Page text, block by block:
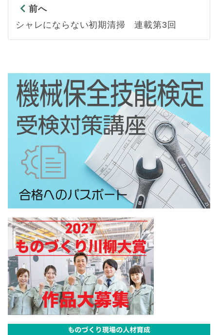
前へ
シャレにならない初期清掃 連載第3回